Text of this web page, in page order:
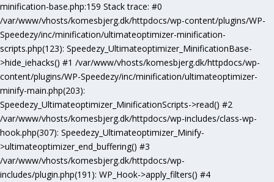
minification-base.php:159 Stack trace: #0
/var/www/vhosts/komesbjerg.dk/httpdocs/wp-content/plugins/WP-
Speedezy/inc/minification/ultimateoptimizer-minification-
scripts.php(123): Speedezy_Ultimateoptimizer_MinificationBase-
>hide_iehacks() #1 /var/www/vhosts/komesbjerg.dk/httpdocs/wp-
content/plugins/WP-Speedezy/inc/minification/ultimateoptimizer-
minify-main.php(203):
Speedezy_Ultimateoptimizer_MinificationScripts->read() #2
/var/www/vhosts/komesbjerg.dk/httpdocs/wp-includes/class-wp-
hook.php(307): Speedezy_Ultimateoptimizer_Minify-
>ultimateoptimizer_end_buffering() #3
/var/www/vhosts/komesbjerg.dk/httpdocs/wp-
includes/plugin.php(191): WP_Hook->apply_filters() #4